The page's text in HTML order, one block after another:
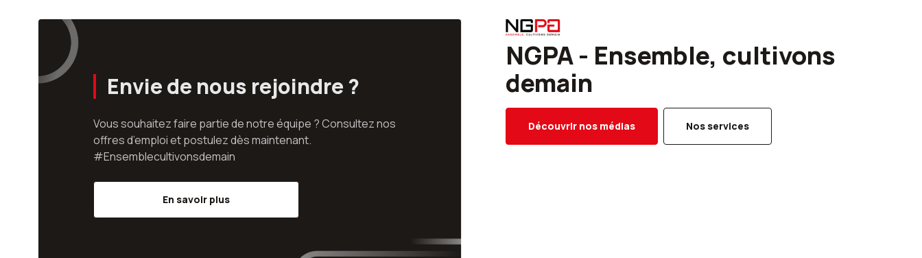
NGPA - Ensemble, cultivons
demain
Découvrir nos médias Nos services
Envie de nous rejoindre ?
Vous souhaitez faire partie de notre équipe ? Consultez nos
offres d’emploi et postulez dès maintenant.
#Ensemblecultivonsdemain
En savoir plus